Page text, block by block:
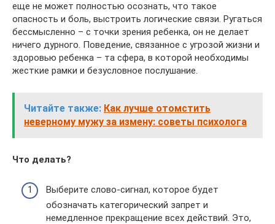
еще не может полностью осознать, что такое
опасность и боль, выстроить логические связи. Ругаться
бессмысленно – с точки зрения ребенка, он не делает
ничего дурного. Поведение, связанное с угрозой жизни и
здоровью ребенка – та сфера, в которой необходимы
жесткие рамки и безусловное послушание.
Читайте также: Как лучше отомстить
неверному мужу за измену: советы психолога
Что делать?
Выберите слово-сигнал, которое будет
обозначать категорический запрет и
немедленное прекращение всех действий. Это,